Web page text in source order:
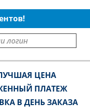
ЦЕНА
ПЛАТЕЖ
В ДЕНЬ ЗАКАЗА